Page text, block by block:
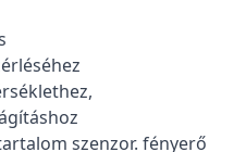
szenzor. fényerő